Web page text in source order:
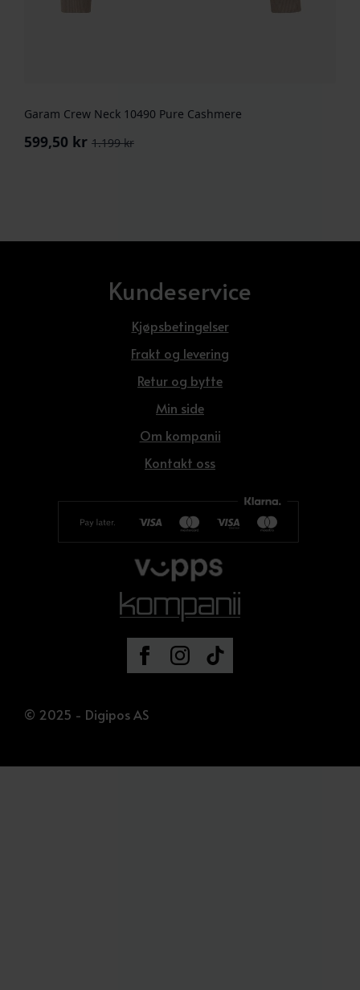
Garam Crew Neck 10490 Pure Cashmere
1.199kr
Opprinnelig
599,50 kr
Nåværende
Kundeservice
Kjøpsbetingelser
Frakt og levering
Retur og bytte
Min side
Om kompanii
Kontakt oss
© 2025 - Digipos AS